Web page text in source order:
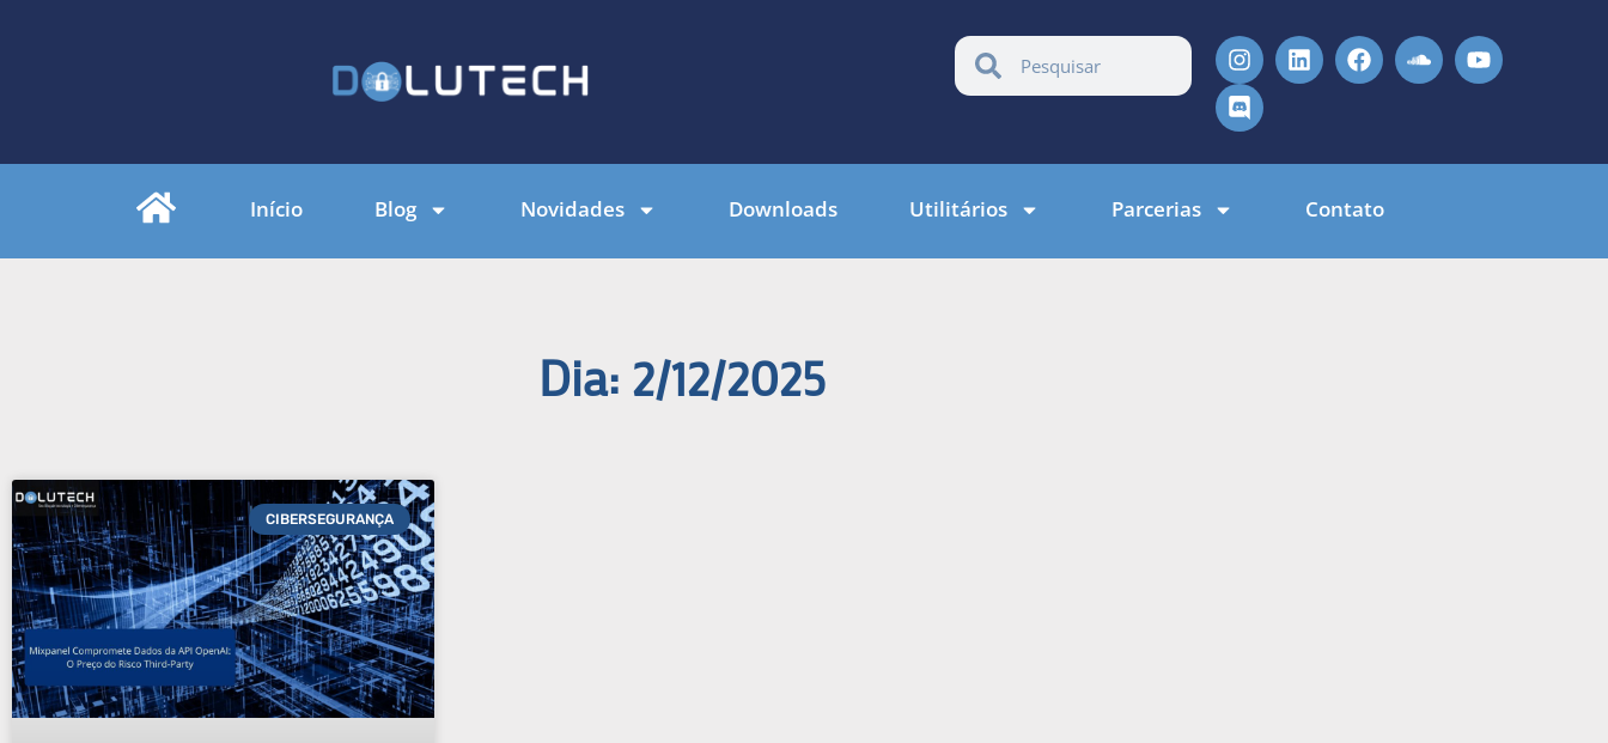
Início Blog Novidades Downloads Utilitários Parcerias Contato
Dia: 2/12/2025
CIBERSEGURANÇA